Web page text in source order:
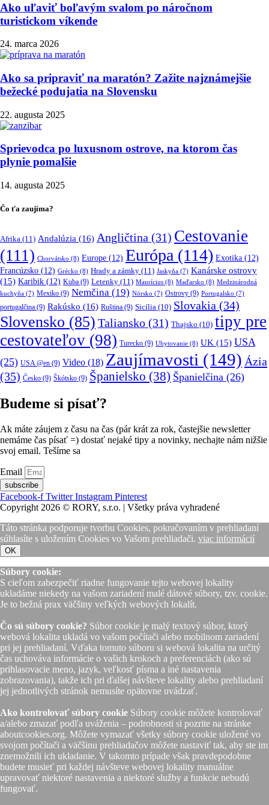
Ako uľaviť boľavým svalom po náročnom
turistickom víkende
24. marca 2026
Ako sa pripraviť na maratón? Zažite najznámejšie
bežecké podujatia na Slovensku
22. augusta 2025
Sprievodca po luxusnom ostrove, na ktorom čas
plynie pomalšie
14. augusta 2025
Čo ťa zaujíma?
Afrika (11) Andalúzia (16) Angličtina (31) Cestovanie
(111) Chorvátsko (8) Europe (12) Európa (114) Exotika (12)
Francúzsko (12) Grécko (8) Hrady a zámky (11) Jaskyňa (7) Kanárske ostrovy
(15) Karibik (12) Kuba (9) Letenky (11) Maurícius (8) Maďarsko (8) Medzinárodná
kuchyňa (7) Mexiko (9) Nemčina (19) Nórsko (7) Ostrovy (9) Portugalsko (7)
portugalčina (9) Rakúsko (16) Ruština (9) Sicília (10) Slovakia (34)
Slovensko (85) Taliansko (31) Thajsko (10) tipy pre
cestovateľov (98) Turecko (9) Ubytovanie (8) UK (15) USA
(25) USA @en (9) Video (18) Zaujímavosti (149) Ázia
(35) Česko (9) Škótsko (9) Španielsko (38) Španielčina (26)
Budeme si písať?
Ak máte záujem z času na čas (pár krát za rok, častejšie newsletter
nemáme čas písať =) dostať nejaké tipy a novinky, nechajte nám nižšie
svoj email. Tešíme sa
Email
subscribe
Facebook-f Twitter Instagram Pinterest
Copyright 2026 © RORY, s.r.o. | Všetky práva vyhradené
Táto stránka podporuje tvorbu Cookies, pokračovaním v prehliadaní
súhlasíte s uložením Cookies vo Vašom prehliadači. viac informácií
OK
Súbory cookie:
S cieľom zabezpečiť riadne fungovanie tejto webovej lokality
ukladáme niekedy na vašom zariadení malé dátové súbory, tzv. cookie.
Je to bežná prax väčšiny veľkých webových lokalít.
Čo sú súbory cookie? Súbor cookie je malý textový súbor, ktorý
webová lokalita ukladá vo vašom počítači alebo mobilnom zariadení
pri jej prehliadaní. Vďaka tomuto súboru si webová lokalita na určitý
čas uchováva informácie o vašich krokoch a preferenciách (ako sú
prihlasovacie meno, jazyk, veľkosť písma a iné nastavenia
zobrazovania), takže ich pri ďalšej návšteve lokality alebo prehliadaní
jej jednotlivých stránok nemusíte opätovne uvádzať.
Ako kontrolovať súbory cookie Súbory cookie môžete kontrolovať
a/alebo zmazať podľa uváženia – podrobnosti si pozrite na stránke
aboutcookies.org. Môžete vymazať všetky súbory cookie uložené vo
svojom počítači a väčšinu prehliadačov môžete nastaviť tak, aby ste im
znemožnili ich ukladanie. V takomto prípade však pravdepodobne
budete musieť pri každej návšteve webovej lokality manuálne
upravovať niektoré nastavenia a niektoré služby a funkcie nebudú
fungovať.